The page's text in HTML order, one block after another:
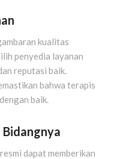
kualitas
penyedia layanan
reputasi baik.
bahwa terapis
baik.
dapat memberikan